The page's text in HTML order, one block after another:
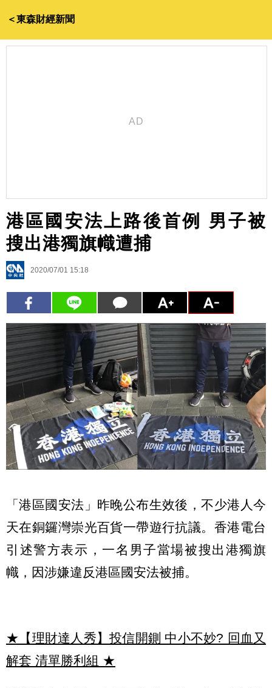
＜東森財經新聞
港區國安法上路後首例 男子被
搜出港獨旗幟遭捕
2020/07/01 15:18
「港區國安法」昨晚公布生效後，不少港人今
天在銅鑼灣崇光百貨一帶遊行抗議。香港電台
引述警方表示，一名男子當場被搜出港獨旗
幟，因涉嫌違反港區國安法被捕。
★【理財達人秀】投信開鍘 中小不妙? 回血又
解套 清單勝利組 ★